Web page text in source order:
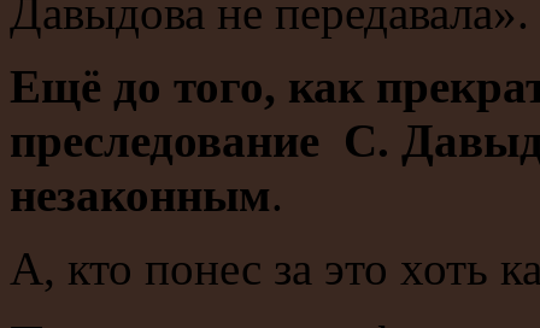
Давыдова не передавала».
Ещё до того, как
преследование С.
незаконным.
А, кто понес за это хоть